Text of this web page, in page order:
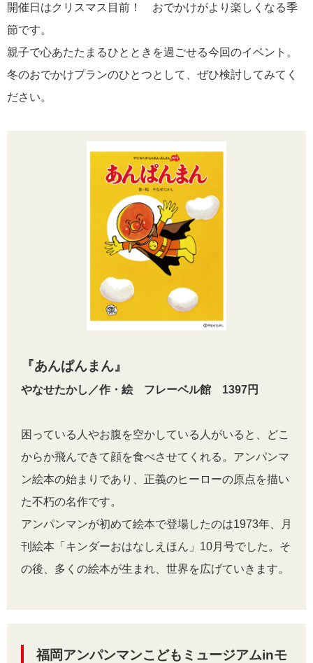
開催日はクリスマス目前！ おでかけがより楽しくなる季
節です。
親子で心あたたまるひとときを過ごせる今回のイベント。
冬のおでかけプランのひとつとして、ぜひ検討してみてく
ださい。
『あんぱんまん』
やなせたかし／作・絵 フレーベル館 1397円
困っている人やお腹を空かしている人がいると、どこ
からか飛んできて顔を食べさせてくれる。アンパンマ
ン絵本の始まりであり、正義のヒーローの原点を描い
た不朽の名作です。
アンパンマンが初めて絵本で登場したのは1973年、月
刊絵本「キンダーおはなしえほん」10月号でした。そ
の後、多くの絵本が生まれ、世界を広げていきます。
福岡アンパンマンこどもミュージアムinモ